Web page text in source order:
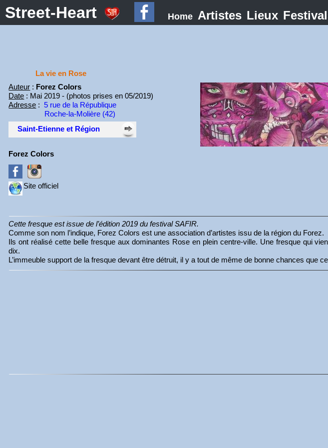
Street-Heart Home Artistes Lieux
La vie en Rose
Auteur : Forez Colors
Date : Mai 2019 - (photos prises en 05/2019)
Adresse :5 rue de la République
Roche-la-Molière (42)
Saint-Etienne et Région
Forez Colors
Site officiel
Cette fresque est issue de l’édition 2019 du festival SAFIR.
Comme son nom l’indique, Forez Colors est une association d’artistes issu de la région du Forez.
Ils ont réalisé cette belle fresque aux dominantes Rose en plein centre-ville. Une fresque qui
dix.
L’immeuble support de la fresque devant être détruit, il y a tout de même de bonne chances que